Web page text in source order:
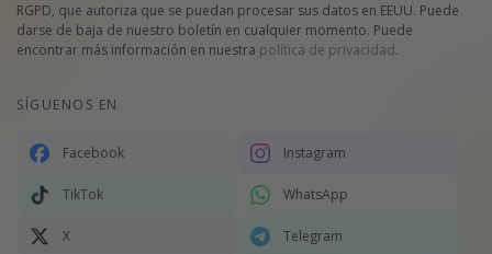
RGPD, que autoriza que se puedan procesar sus datos en EEUU. Puede
darse de baja de nuestro boletín en cualquier momento. Puede
encontrar más información en nuestra política de privacidad.
SÍGUENOS EN
Facebook Instagram
TikTok WhatsApp
X Telegram